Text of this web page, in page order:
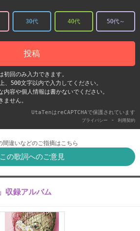
30代 40代 50代～
投稿
回のみ入力できます。
500文字以内で入力してください。
容や個人情報は書かないでください。
せん。
UtaTenはreCAPTCHAで保護されています
プライバシー - 利用契約
間違いなどのご指摘はこちら
この歌詞へのご意見
収録アルバム